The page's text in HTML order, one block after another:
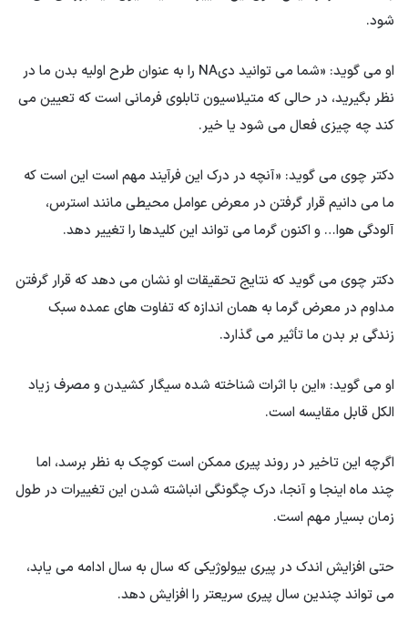
شود.
او می گوید: «شما می توانید دیNA را به عنوان طرح اولیه بدن ما در
نظر بگیرید، در حالی که متیلاسیون تابلوی فرمانی است که تعیین می
کند چه چیزی فعال می شود یا خیر.
دکتر چوی می گوید: «آنچه در درک این فرآیند مهم است این است که
ما می دانیم قرار گرفتن در معرض عوامل محیطی مانند استرس،
آلودگی هوا… و اکنون گرما می تواند این کلیدها را تغییر دهد.
دکتر چوی می گوید که نتایج تحقیقات او نشان می دهد که قرار گرفتن
مداوم در معرض گرما به همان اندازه که تفاوت های عمده سبک
زندگی بر بدن ما تأثیر می گذارد.
او می گوید: «این با اثرات شناخته شده سیگار کشیدن و مصرف زیاد
الکل قابل مقایسه است.
اگرچه این تاخیر در روند پیری ممکن است کوچک به نظر برسد، اما
چند ماه اینجا و آنجا، درک چگونگی انباشته شدن این تغییرات در طول
زمان بسیار مهم است.
حتی افزایش اندک در پیری بیولوژیکی که سال به سال ادامه می یابد،
می تواند چندین سال پیری سریعتر را افزایش دهد.